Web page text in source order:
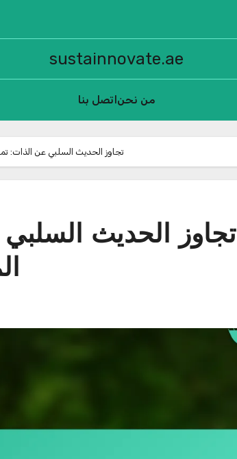
sustainnovate.ae
اتصل بنامن نحن
تجاوز الحديث السلبي عن الذات:
تجاوز الحديث